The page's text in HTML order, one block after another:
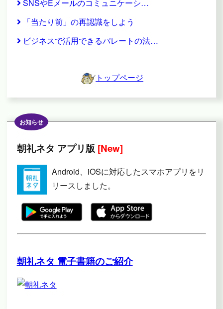
SNSやEメールのコミュニケーシ…
「当たり前」の再認識をしよう
ビジネスで活用できるパレートの法…
トップページ
お知らせ
朝礼ネタ アプリ版 [New]
Android、iOSに対応したスマホアプリをリ
リースしました。
朝礼ネタ 電子書籍のご紹介